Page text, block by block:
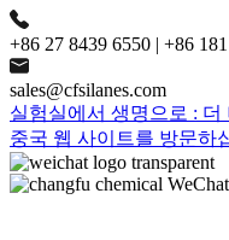
+86 27 8439 6550 | +86
sales@cfsilanes.com
실험실에서 생명으로 :
중국 웹 사이트를 방문하